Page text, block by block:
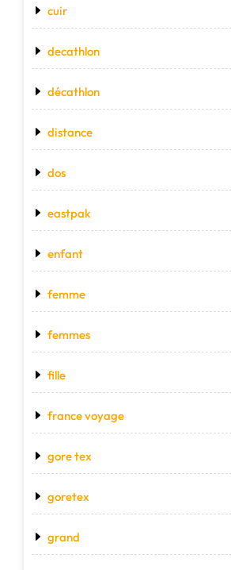
cuir
decathlon
décathlon
distance
dos
eastpak
enfant
femme
femmes
fille
france voyage
gore tex
goretex
grand